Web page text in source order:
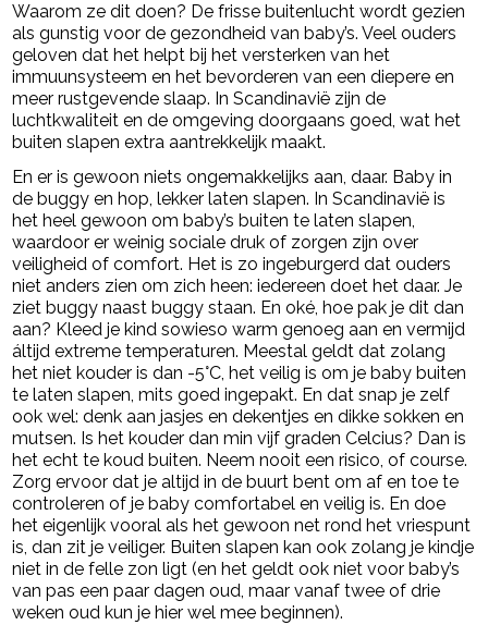
Waarom ze dit doen? De frisse buitenlucht wordt gezien
als gunstig voor de gezondheid van baby’s. Veel ouders
geloven dat het helpt bij het versterken van het
immuunsysteem en het bevorderen van een diepere en
meer rustgevende slaap. In Scandinavië zijn de
luchtkwaliteit en de omgeving doorgaans goed, wat het
buiten slapen extra aantrekkelijk maakt.
En er is gewoon niets ongemakkelijks aan, daar. Baby in
de buggy en hop, lekker laten slapen. In Scandinavië is
het heel gewoon om baby’s buiten te laten slapen,
waardoor er weinig sociale druk of zorgen zijn over
veiligheid of comfort. Het is zo ingeburgerd dat ouders
niet anders zien om zich heen: iedereen doet het daar. Je
ziet buggy naast buggy staan. En oké, hoe pak je dit dan
aan? Kleed je kind sowieso warm genoeg aan en vermijd
áltijd extreme temperaturen. Meestal geldt dat zolang
het niet kouder is dan -5°C, het veilig is om je baby buiten
te laten slapen, mits goed ingepakt. En dat snap je zelf
ook wel: denk aan jasjes en dekentjes en dikke sokken en
mutsen. Is het kouder dan min vijf graden Celcius? Dan is
het echt te koud buiten. Neem nooit een risico, of course.
Zorg ervoor dat je altijd in de buurt bent om af en toe te
controleren of je baby comfortabel en veilig is. En doe
het eigenlijk vooral als het gewoon net rond het vriespunt
is, dan zit je veiliger. Buiten slapen kan ook zolang je kindje
niet in de felle zon ligt (en het geldt ook niet voor baby’s
van pas een paar dagen oud, maar vanaf twee of drie
weken oud kun je hier wel mee beginnen).